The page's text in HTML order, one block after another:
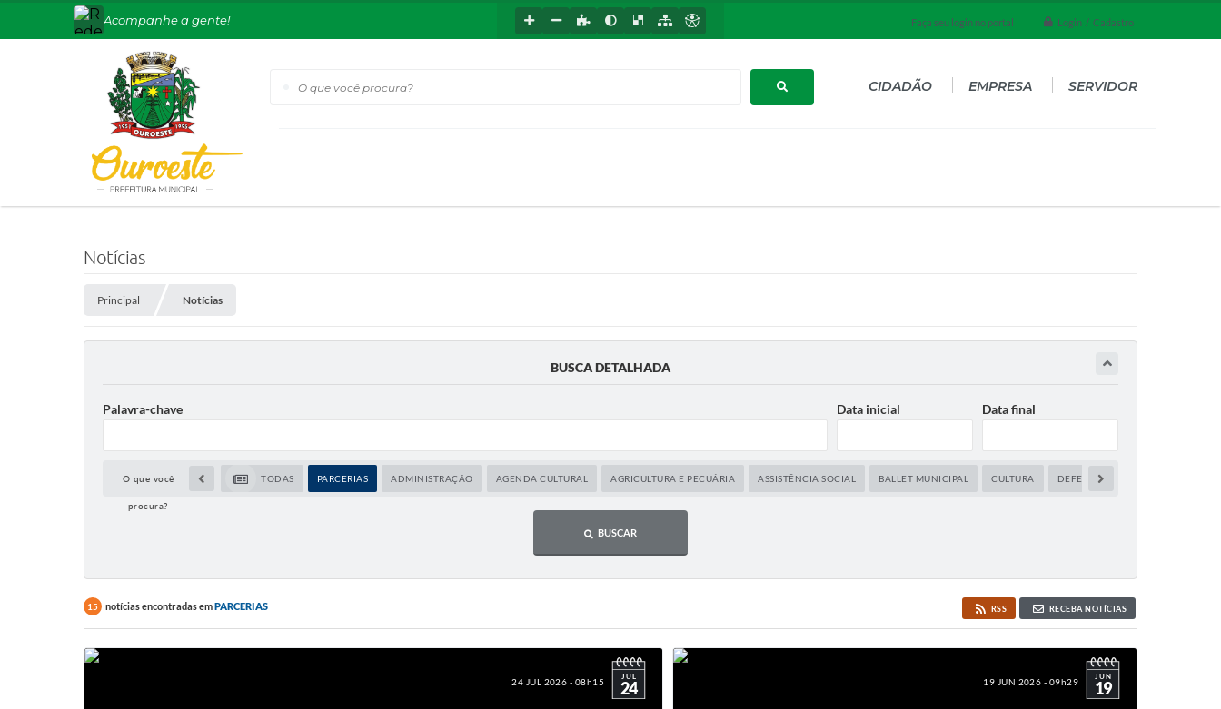
Faça seu login no portal Login / Cadastro
O que você procura?
Acompanhe a gente!
CIDADÃO EMPRESA SERVIDOR
Notícias
Principal Notícias
BUSCA DETALHADA
Palavra-chave Data inicial Data final
O que você
procura?
TODAS PARCERIAS ADMINISTRAÇÃO AGENDA CULTURAL AGRICULTURA E PECUÁRIA ASSISTÊNCIA SOCIAL BALLET MUNICIPAL CULTURA DEFESA CIVIL
BUSCAR
15 notícias encontradas emPARCERIAS RSS RECEBA NOTÍCIAS
24 JUL 2026 - 08h15 JUL
24 19 JUN 2026 - 09h29 JUN
19